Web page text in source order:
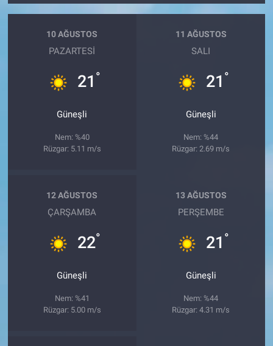
10 AĞUSTOS
PAZARTESI
21 °
Güneşli
Nem: %40
Rüzgar: 5.11 m/s
11 AĞUSTOS
SALI
21 °
Güneşli
Nem: %44
Rüzgar: 2.69 m/s
12 AĞUSTOS
ÇARŞAMBA
22°
Güneşli
Nem: %41
Rüzgar: 5.00 m/s
13 AĞUSTOS
PERŞEMBE
21 °
Güneşli
Nem: %44
Rüzgar: 4.31 m/s